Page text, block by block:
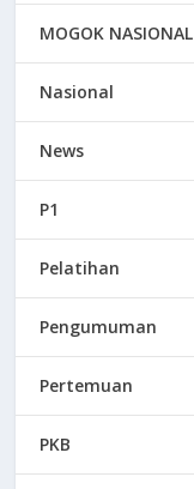
MOGOK NASIONAL
Nasional
News
P1
Pelatihan
Pengumuman
Pertemuan
PKB